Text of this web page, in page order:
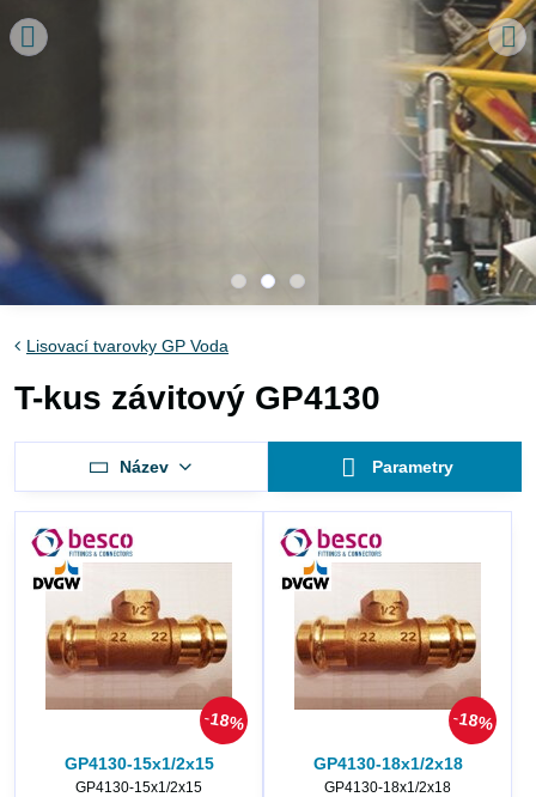
Lisovací tvarovky GP Voda
T-kus závitový GP4130
Název Parametry
18%
GP4130-15x1/2x15
GP4130-15x1/2x15
18%
GP4130-18x1/2x18
GP4130-18x1/2x18